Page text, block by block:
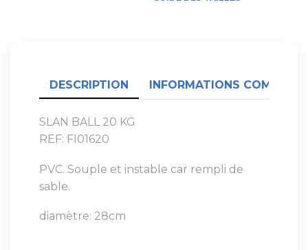
DESCRIPTION INFORMATIONS
SLAN BALL 20 KG
REF: FI01620
PVC. Souple et instable car rempli de
sable.
diamètre: 28cm